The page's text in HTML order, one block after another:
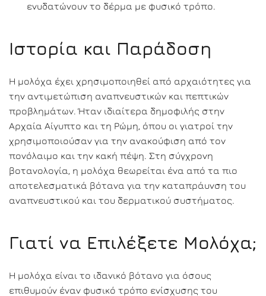
ενυδατώνουν το δέρμα με φυσικό τρόπο.
Ιστορία και Παράδοση
Η μολόχα έχει χρησιμοποιηθεί από αρχαιότητες για
την αντιμετώπιση αναπνευστικών και πεπτικών
προβλημάτων. Ήταν ιδιαίτερα δημοφιλής στην
Αρχαία Αίγυπτο και τη Ρώμη, όπου οι γιατροί την
χρησιμοποιούσαν για την ανακούφιση από τον
πονόλαιμο και την κακή πέψη. Στη σύγχρονη
βοτανολογία, η μολόχα θεωρείται ένα από τα πιο
αποτελεσματικά βότανα για την καταπράυνση του
αναπνευστικού και του δερματικού συστήματος.
Γιατί να Επιλέξετε Μολόχα;
Η μολόχα είναι το ιδανικό βότανο για όσους
επιθυμούν έναν φυσικό τρόπο ενίσχυσης του